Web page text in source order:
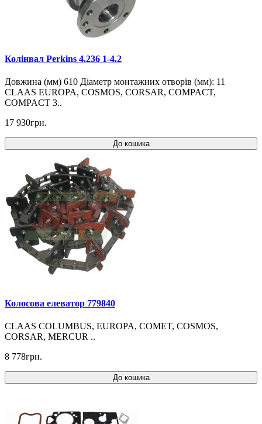
Колінвал Perkins 4.236 1-4.2
Довжина (мм) 610 Діаметр монтажних отворів (мм): 11
CLAAS EUROPA, COSMOS, CORSAR, COMPACT,
COMPACT 3..
17 930грн.
До кошика
Колосова елеватор 779840
CLAAS COLUMBUS, EUROPA, COMET, COSMOS,
CORSAR, MERCUR ..
8 778грн.
До кошика